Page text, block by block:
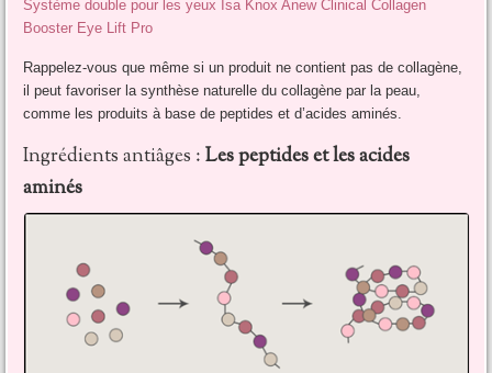
Système double pour les yeux Isa Knox Anew Clinical Collagen
Booster Eye Lift Pro
Rappelez-vous que même si un produit ne contient pas de collagène,
il peut favoriser la synthèse naturelle du collagène par la peau,
comme les produits à base de peptides et d’acides aminés.
Ingrédients antiâges :Les peptides et les acides
aminés